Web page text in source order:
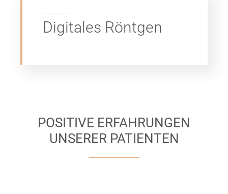
Digitales Röntgen
POSITIVE ERFAHRUNGEN
UNSERER PATIENTEN